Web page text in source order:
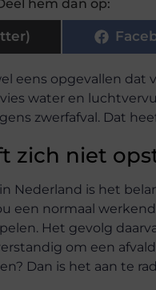
hem dan op:
eens opgevallen
water en
zwerfafval. Dat
zich niet
Nederland is het
een normaal
Het gevolg
om een
Dan is het aan te